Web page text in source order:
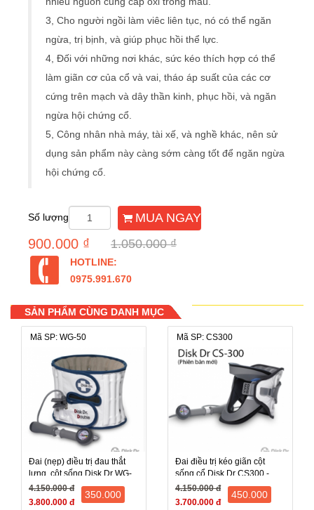
3, Cho người ngồi làm viêc liên tục, nó có thể ngăn
ngừa, trị bịnh, và giúp phục hồi thể lực.
4, Đối với những nơi khác, sức kéo thích hợp có thể
làm giãn cơ của cổ và vai, tháo áp suất của các cơ
cứng trên mạch và dây thần kinh, phục hồi, và ngăn
ngừa hội chứng cổ.
5, Công nhân nhà máy, tài xế, và nghề khác, nên sử
dụng sản phẩm này càng sớm càng tốt để ngăn ngừa
hội chứng cổ.
Số lượng MUA NGAY
900.000 ₫ 1.050.000 ₫
HOTLINE:
0975.991.670
SẢN PHẨM CÙNG DANH MỤC
Mã SP: WG-50
Đai (nẹp) điều trị đau thắt
lưng, cột sống Disk Dr WG-
50 (WG 50, WG50) - Hàn
Quốc
4.150.000 đ
3.800.000 đ
350.000
Mã SP: CS300
Đai điều trị kéo giãn cột
sống cổ Disk Dr CS300 -
Hàn Quốc , bảo hành 12
tháng
4.150.000 đ
3.700.000 đ
450.000